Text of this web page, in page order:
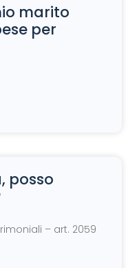
marito
per
posso
– art. 2059